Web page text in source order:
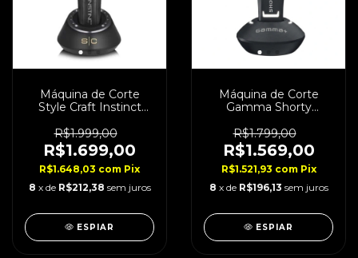
Máquina de Corte
Style Craft Instinct
Rpm
R$1.999,00
R$1.699,00
R$1.648,03 com Pix
8 x de R$212,38 sem juros
ESPIAR
Máquina de Corte
Gamma Shorty
R$1.799,00
R$1.569,00
R$1.521,93 com Pix
8 x de R$196,13 sem juros
ESPIAR